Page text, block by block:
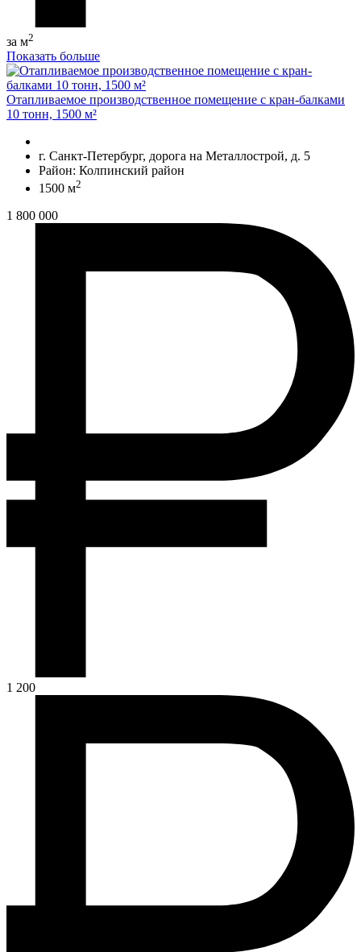
за м2
Показать больше
Отапливаемое производственное помещение с кран-балками
10 тонн, 1500 м²
г. Санкт-Петербург, дорога на Металлострой, д. 5
Район: Колпинский район
1500 м2
1 800 000
1 200